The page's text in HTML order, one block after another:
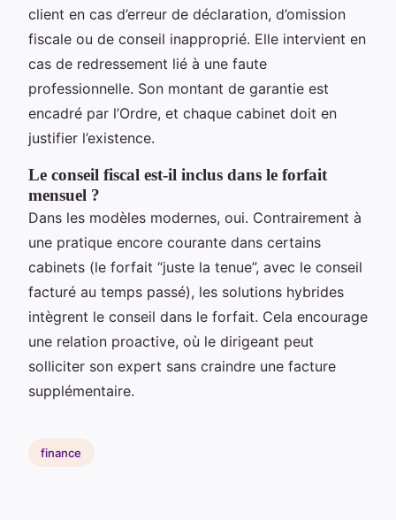
client en cas d’erreur de déclaration, d’omission
fiscale ou de conseil inapproprié. Elle intervient en
cas de redressement lié à une faute
professionnelle. Son montant de garantie est
encadré par l’Ordre, et chaque cabinet doit en
justifier l’existence.
Le conseil fiscal est-il inclus dans le forfait
mensuel ?
Dans les modèles modernes, oui. Contrairement à
une pratique encore courante dans certains
cabinets (le forfait “juste la tenue”, avec le conseil
facturé au temps passé), les solutions hybrides
intègrent le conseil dans le forfait. Cela encourage
une relation proactive, où le dirigeant peut
solliciter son expert sans craindre une facture
supplémentaire.
finance